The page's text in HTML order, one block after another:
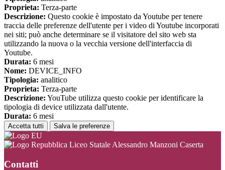
Proprieta: Terza-parte
Descrizione: Questo cookie è impostato da Youtube per tenere
traccia delle preferenze dell'utente per i video di Youtube incorporati
nei siti; può anche determinare se il visitatore del sito web sta
utilizzando la nuova o la vecchia versione dell'interfaccia di
Youtube.
Durata: 6 mesi
Nome: DEVICE_INFO
Tipologia: analitico
Proprieta: Terza-parte
Descrizione: YouTube utilizza questo cookie per identificare la
tipologia di device utilizzata dall'utente.
Durata: 6 mesi
Accetta tutti Salva le preferenze
Liceo Statale Alessandro Manzoni Caserta
Contatti